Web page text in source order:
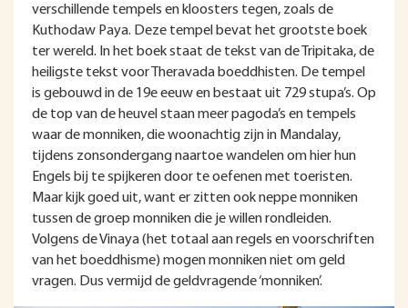
verschillende tempels en kloosters tegen, zoals de
Kuthodaw Paya. Deze tempel bevat het grootste boek
ter wereld. In het boek staat de tekst van de Tripitaka, de
heiligste tekst voor Theravada boeddhisten. De tempel
is gebouwd in de 19e eeuw en bestaat uit 729 stupa’s. Op
de top van de heuvel staan meer pagoda’s en tempels
waar de monniken, die woonachtig zijn in Mandalay,
tijdens zonsondergang naartoe wandelen om hier hun
Engels bij te spijkeren door te oefenen met toeristen.
Maar kijk goed uit, want er zitten ook neppe monniken
tussen de groep monniken die je willen rondleiden.
Volgens de Vinaya (het totaal aan regels en voorschriften
van het boeddhisme) mogen monniken niet om geld
vragen. Dus vermijd de geldvragende ‘monniken’.